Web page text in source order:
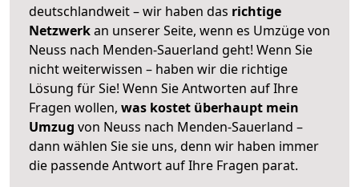
deutschlandweit – wir haben das richtige
Netzwerkan unserer Seite, wenn es Umzüge von
Neuss nach Menden-Sauerland geht! Wenn Sie
nicht weiterwissen – haben wir die richtige
Lösung für Sie! Wenn Sie Antworten auf Ihre
Fragen wollen, was kostet überhaupt mein
Umzug von Neuss nach Menden-Sauerland –
dann wählen Sie sie uns, denn wir haben immer
die passende Antwort auf Ihre Fragen parat.